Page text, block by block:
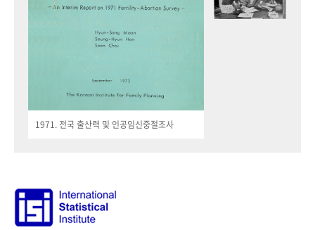
1971. 전국 출산력 및 인공임신중절조사